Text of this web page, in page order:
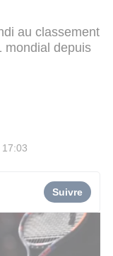
au classement
mondial depuis
Suivre